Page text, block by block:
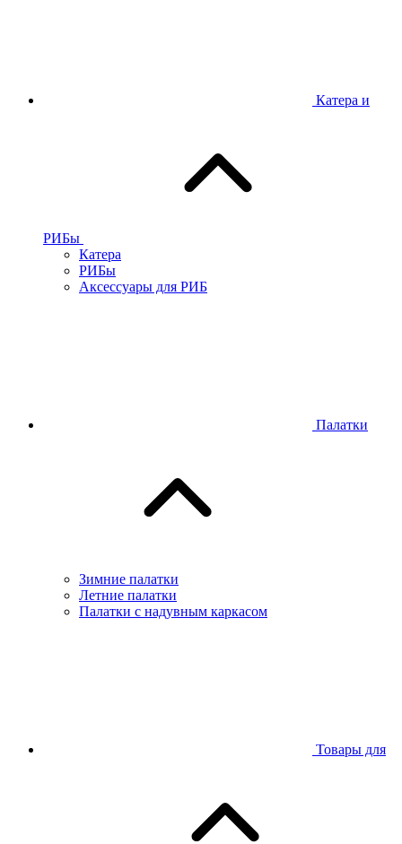
Катера и
РИБы
Катера
РИБы
Аксессуары для РИБ
Палатки
Зимние палатки
Летние палатки
Палатки с надувным каркасом
Товары для